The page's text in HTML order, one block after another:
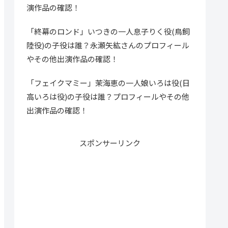
演作品の確認！
「終幕のロンド」いつきの一人息子りく役(鳥飼
陸役)の子役は誰？永瀬矢紘さんのプロフィール
やその他出演作品の確認！
「フェイクマミー」茉海恵の一人娘いろは役(日
高いろは役)の子役は誰？プロフィールやその他
出演作品の確認！
スポンサーリンク